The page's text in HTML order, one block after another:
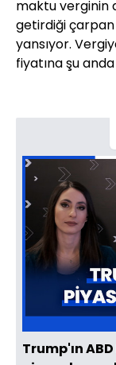
maktu verginin
getirdiği
yansıyor.
fiyatına şu
Trump'ın